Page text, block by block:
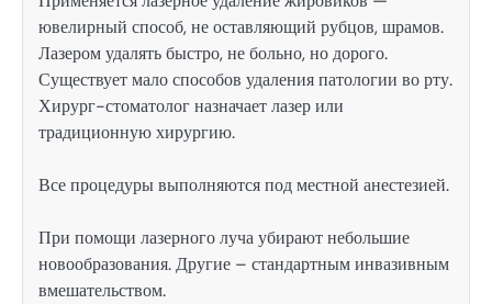
ювелирный способ, не оставляющий рубцов, шрамов.
Лазером удалять быстро, не больно, но дорого.
Существует мало способов удаления патологии во рту.
Хирург-стоматолог назначает лазер или
традиционную хирургию.
Все процедуры выполняются под местной анестезией.
При помощи лазерного луча убирают небольшие
новообразования. Другие – стандартным инвазивным
вмешательством.